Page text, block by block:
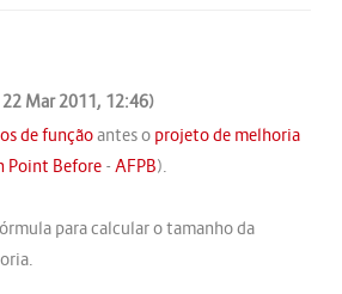
Mar 2011, 12:46)
de funçãoantes o projeto de melhoria
Point Before- AFPB).
para calcular o tamanho da